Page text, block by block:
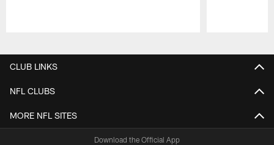
CLUB LINKS
NFL CLUBS
MORE NFL SITES
Download the Official App